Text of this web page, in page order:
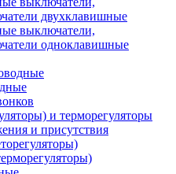
двухклавишные
выключатели,
одноклавишные
и терморегуляторы
и присутствия